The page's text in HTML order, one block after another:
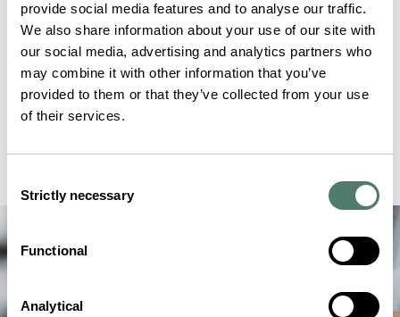
provide social media features and to analyse our traffic.
We also share information about your use of our site with
our social media, advertising and analytics partners who
may combine it with other information that you’ve
provided to them or that they’ve collected from your use
of their services.
Selection
Strictly necessary
Functional
Analytical